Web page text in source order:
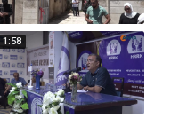
1:58